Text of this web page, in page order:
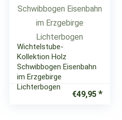
Wichtelstube-
Kollektion Holz
Schwibbogen Eisenbahn
im Erzgebirge
Lichterbogen
€49,95